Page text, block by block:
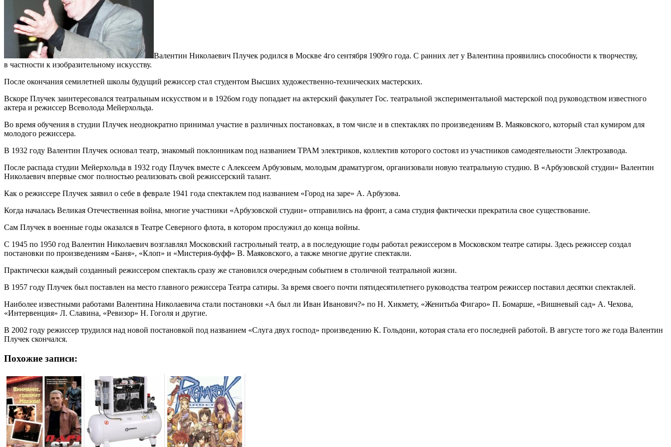
Валентин Николаевич Плучек родился в Москве 4го сентября 1909го года. С ранних лет у Валентина проявились способности к творчеству,
в частности к изобразительному искусству.
После окончания семилетней школы будущий режиссер стал студентом Высших художественно-технических мастерских.
Вскоре Плучек заинтересовался театральным искусством и в 1926ом году попадает на актерский факультет Гос. театральной экспериментальной мастерской под руководством известного
актера и режиссер Всеволода Мейерхольда.
Во время обучения в студии Плучек неоднократно принимал участие в различных постановках, в том числе и в спектаклях по произведениям В. Маяковского, который стал кумиром для
молодого режиссера.
В 1932 году Валентин Плучек основал театр, знакомый поклонникам под названием ТРАМ электриков, коллектив которого состоял из участников самодеятельности Электрозавода.
После распада студии Мейерхольда в 1932 году Плучек вместе с Алексеем Арбузовым, молодым драматургом, организовали новую театральную студию. В «Арбузовской студии» Валентин
Николаевич впервые смог полностью реализовать свой режиссерский талант.
Как о режиссере Плучек заявил о себе в феврале 1941 года спектаклем под названием «Город на заре» А. Арбузова.
Когда началась Великая Отечественная война, многие участники «Арбузовской студии» отправились на фронт, а сама студия фактически прекратила свое существование.
Сам Плучек в военные годы оказался в Театре Северного флота, в котором прослужил до конца войны.
С 1945 по 1950 год Валентин Николаевич возглавлял Московский гастрольный театр, а в последующие годы работал режиссером в Московском театре сатиры. Здесь режиссер создал
постановки по произведениям «Баня», «Клоп» и «Мистерия-буфф» В. Маяковского, а также многие другие спектакли.
Практически каждый созданный режиссером спектакль сразу же становился очередным событием в столичной театральной жизни.
В 1957 году Плучек был поставлен на место главного режиссера Театра сатиры. За время своего почти пятидесятилетнего руководства театром режиссер поставил десятки спектаклей.
Наиболее известными работами Валентина Николаевича стали постановки «А был ли Иван Иванович?» по Н. Хикмету, «Женитьба Фигаро» П. Бомарше, «Вишневый сад» А. Чехова,
«Интервенция» Л. Славина, «Ревизор» Н. Гоголя и другие.
В 2002 году режиссер трудился над новой постановкой под названием «Слуга двух господ» произведению К. Гольдони, которая стала его последней работой. В августе того же года Валентин
Плучек скончался.
Похожие записи: